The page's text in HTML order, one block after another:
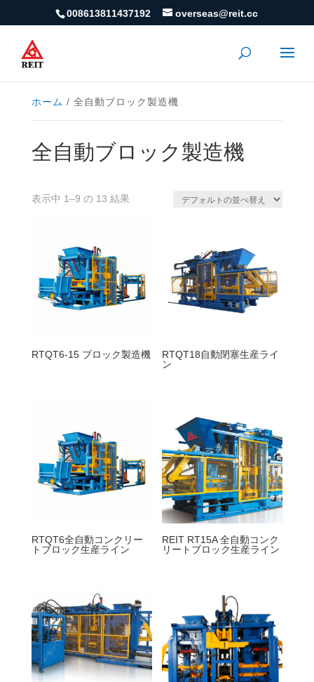
008613811437192 overseas@reit.cc
ホーム / 全自動ブロック製造機
全自動ブロック製造機
表示中 1–9 の 13 結果
RTQT6-15 ブロック製造機
RTQT18自動閉塞生産ライ
ン
RTQT6全自動コンクリー
トブロック生産ライン
REIT RT15A 全自動コンク
リートブロック生産ライン